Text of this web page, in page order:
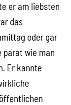
er am liebsten
das
oder gar
parat wie man
Er kannte